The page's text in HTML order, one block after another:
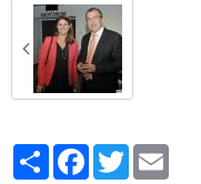
PartagerFacebook
Twitter